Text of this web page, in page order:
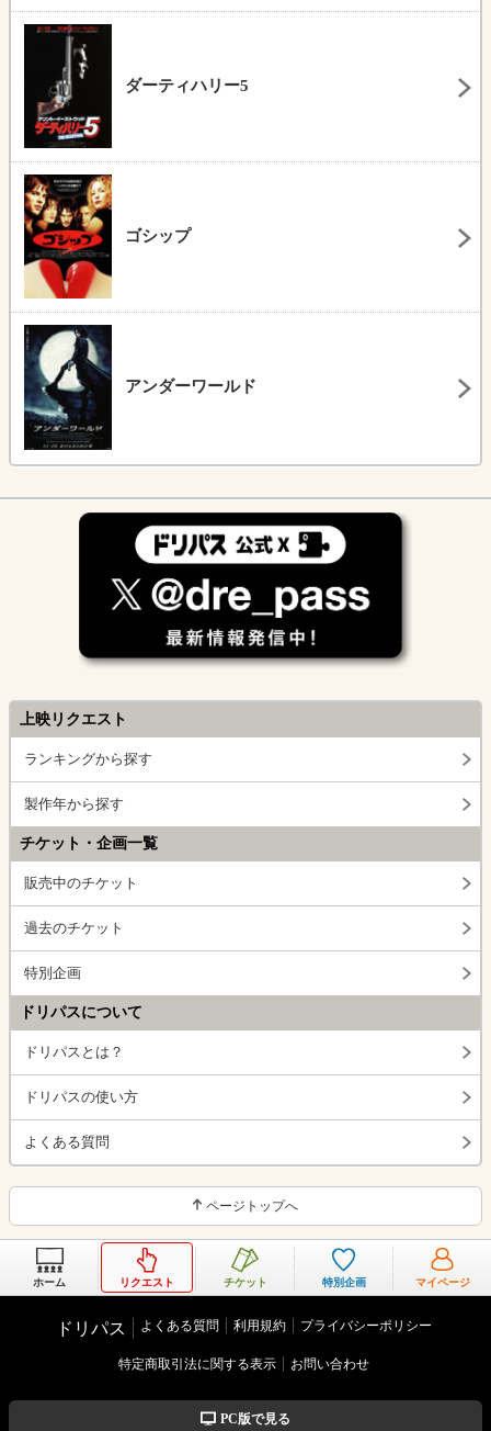
ダーティハリー5
ゴシップ
アンダーワールド
上映リクエスト
ランキングから探す
製作年から探す
チケット・企画一覧
販売中のチケット
過去のチケット
特別企画
ドリパスについて
ドリパスとは？
ドリパスの使い方
よくある質問
ページトップへ
ホーム リクエスト チケット 特別企画 マイページ
ドリパス よくある質問 利用規約 プライバシーポリシー
特定商取引法に関する表示 お問い合わせ
PC版で見る